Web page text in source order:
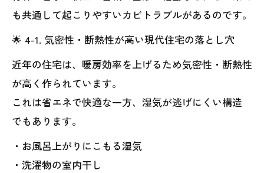
も共通して起こりやすいカビトラブルがあるのです。
🌟 4-1. 気密性・断熱性が高い現代住宅の落とし穴
近年の住宅は、暖房効率を上げるため気密性・断熱性
が高く作られています。
これは省エネで快適な一方、湿気が逃げにくい構造
でもあります。
・お風呂上がりにこもる湿気
・洗濯物の室内干し